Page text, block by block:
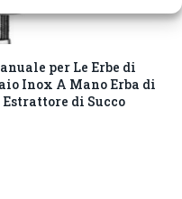
per Le Erbe di
Inox A Mano Erba di
di Succo